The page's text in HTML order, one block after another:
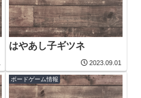
はやあし子ギツネ
2023.09.01
ボードゲーム情報